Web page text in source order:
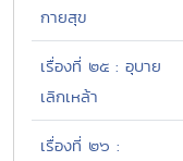
กายสุข
เรื่องที่ ๒๕ : อุบาย
เลิกเหล้า
เรื่องที่ ๒๖ :